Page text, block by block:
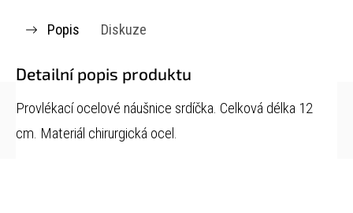
Popis Diskuze
Detailní popis produktu
Provlékací ocelové náušnice srdíčka. Celková délka 12
cm. Materiál chirurgická ocel.